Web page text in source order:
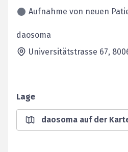
Aufnahme von neuen
daosoma
Universitätstrasse 67,
Lage
daosoma auf der